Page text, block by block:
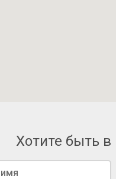
Хотите быть в